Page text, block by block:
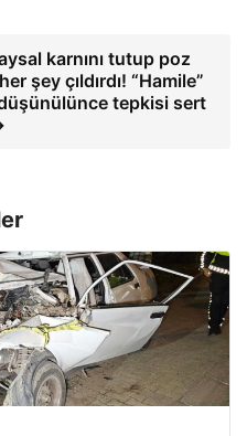
karnını tutup poz
şey çıldırdı! “Hamile”
tepkisi sert